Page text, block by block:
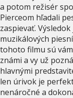
a potom režisér
Pierceom hľadali
zaspievať.
muzikálových
tohoto filmu sú
známi a vy už
hlavnými
len úrivok je
nenáročné a